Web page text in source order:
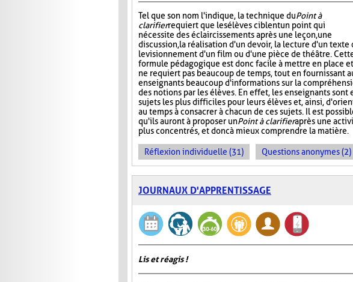
Tel que son nom l'indique, la technique duPoint à
clarifierrequiert que les élèves ciblent un point qui
nécessite des éclaircissements après une leçon, une
discussion, la réalisation d'un devoir, la lecture d'un texte
le visionnement d'un film ou d'une pièce de théâtre.
formule pédagogique est donc facile à mettre en place et
ne requiert pas beaucoup de temps, tout en fournissant
enseignants beaucoup d'informations sur la
des notions par les élèves. En effet, les enseignants sont
sujets les plus difficiles pour leurs élèves et, ainsi,
au temps à consacrer à chacun de ces sujets. Il est
qu'ils auront à proposer unPoint à clarifieraprès une
plus concentrés, et donc à mieux comprendre la matière.
Réflexion individuelle (31) Questions anonymes (2)
JOURNAUX D'APPRENTISSAGE
Lis et réagis !